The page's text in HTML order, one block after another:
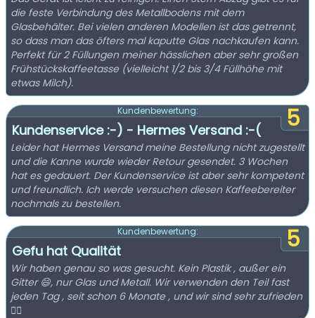
die feste Verbindung des Metallbodens mit dem
Glasbehälter. Bei vielen anderen Modellen ist das getrennt,
so dass man das öfters mal kaputte Glas nachkaufen kann.
Perfekt für 2 Füllungen meiner hässlichen aber sehr großen
Frühstückskaffeetasse (vielleicht 1/2 bis 3/4 Füllhöhe mit
etwas Milch).
5
Kundenbewertung:
Kundenservice :-) - Hermes Versand :-(
Leider hat Hermes Versand meine Bestellung nicht zugestellt
und die Kanne wurde wieder Retour gesendet. 3 Wochen
hat es gedauert. Der Kundenservice ist aber sehr kompetent
und freundlich. Ich werde versuchen diesen Kaffeebereiter
nochmals zu bestellen.
5
Kundenbewertung:
Gefu hat Qualität
Wir haben genau so was gesucht. Kein Plastik , außer ein
Gitter 😄, nur Glas und Metall. Wir verwenden den Teil fast
jeden Tag , seit schon 6 Monate , und wir sind sehr zufrieden
👌🏼